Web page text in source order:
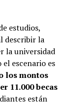
estudios,
describir la
la universidad
escenario es
los montos
11.000 becas
están